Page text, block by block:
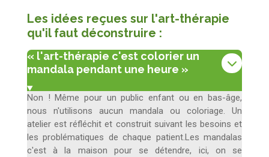
Les idées reçues sur l'art-thérapie
qu'il faut déconstruire :
« l'art-thérapie c'est colorier un
mandala pendant une heure »
Non ! Même pour un public enfant ou en bas-âge,
nous n'utilisons aucun mandala ou coloriage. Un
atelier est réfléchit et construit suivant les besoins et
les problématiques de chaque patient.Les mandalas
c'est à la maison pour se détendre, ici, on se